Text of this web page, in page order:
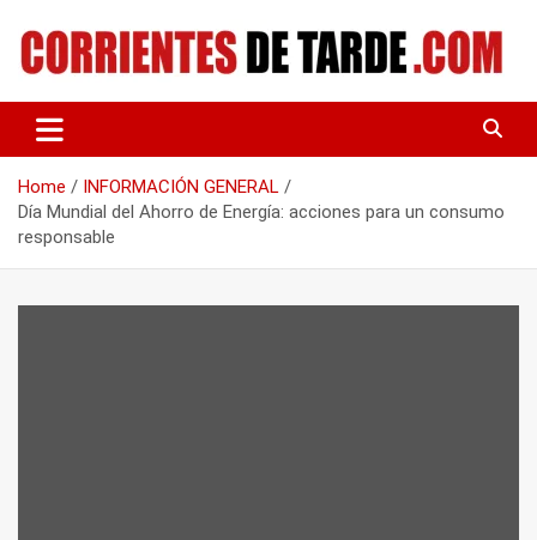
content
CORRIENTES DE TARDE
Home
INFORMACIÓN GENERAL
Día Mundial del Ahorro de Energía: acciones para un consumo
responsable